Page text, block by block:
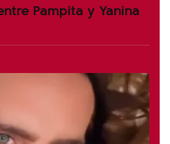
Pampita y Yanina